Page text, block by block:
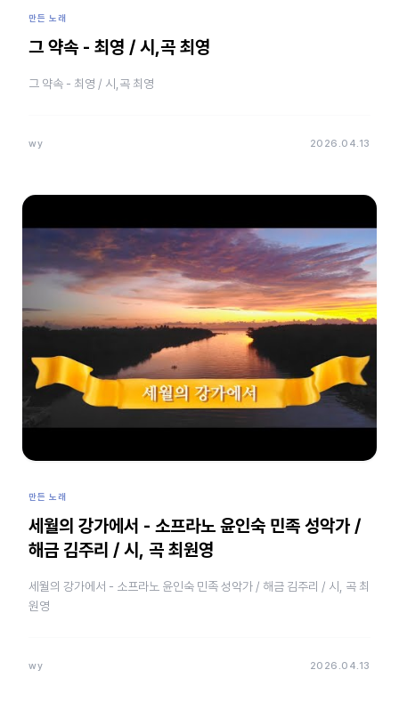
만든 노래
그 약속 - 최영 / 시,곡 최영
그 약속 - 최영 / 시,곡 최영
wy 2026.04.13
만든 노래
세월의 강가에서 - 소프라노 윤인숙 민족 성악가 /
해금 김주리 / 시, 곡 최원영
세월의 강가에서 - 소프라노 윤인숙 민족 성악가 / 해금 김주리 / 시, 곡 최
원영
wy 2026.04.13